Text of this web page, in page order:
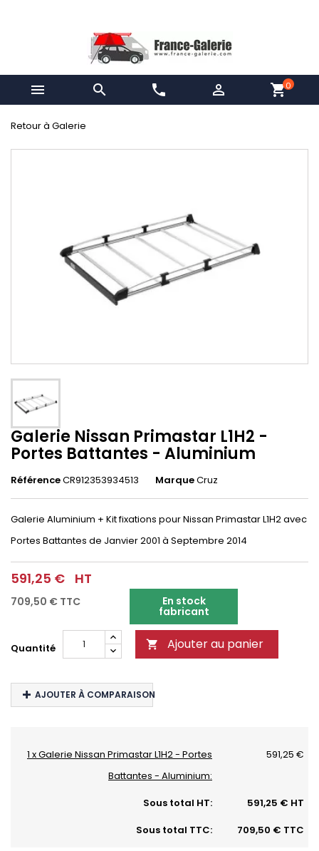
  phone  shopping_cart0
Retour à Galerie
Galerie Nissan Primastar L1H2 -
Portes Battantes - Aluminium
RéférenceCR912353934513 MarqueCruz
Galerie Aluminium + Kit fixations pourNissan Primastar L1H2avec
Portes Battantes de Janvier 2001 à Septembre 2014
591,25 € HT
709,50 € TTC En stock
fabricant
Quantité  Ajouter au panier
AJOUTER À COMPARAISON
1 x Galerie Nissan Primastar L1H2 - Portes
Battantes - Aluminium:
591,25 €
Sous total HT:
591,25 € HT
Sous total TTC:
709,50 € TTC